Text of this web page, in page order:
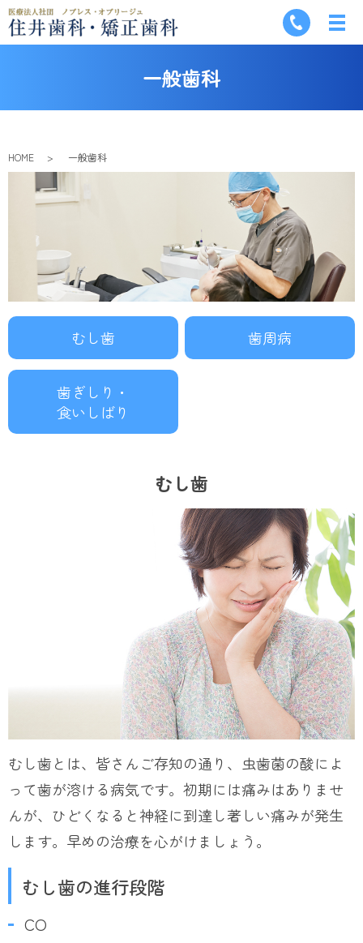
一般歯科
HOME 一般歯科
むし歯 歯周病
歯ぎしり・
食いしばり
むし歯
むし歯とは、皆さんご存知の通り、虫歯菌の酸によ
って歯が溶ける病気です。初期には痛みはありませ
んが、ひどくなると神経に到達し著しい痛みが発生
します。早めの治療を心がけましょう。
むし歯の進行段階
CO